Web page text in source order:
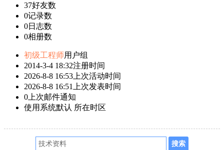
37好友数
0记录数
0日志数
0相册数
初级工程师用户组
2014-3-4 18:32注册时间
2026-8-8 16:53 上次活动时间
2026-8-8 16:51
上次发表时间
0 上次邮件通知
使用系统默认 所在时区